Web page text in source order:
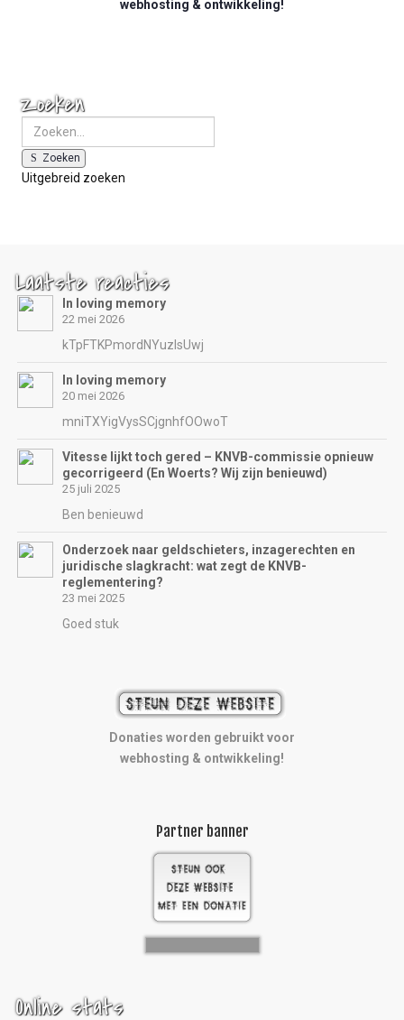
webhosting & ontwikkeling!
Zoeken
Zoeken
Uitgebreid zoeken
Laatste reacties
In loving memory
22 mei 2026
kTpFTKPmordNYuzIsUwj
In loving memory
20 mei 2026
mniTXYigVysSCjgnhfOOwoT
Vitesse lijkt toch gered – KNVB-commissie opnieuw
gecorrigeerd (En Woerts? Wij zijn benieuwd)
25 juli 2025
Ben benieuwd
Onderzoek naar geldschieters, inzagerechten en
juridische slagkracht: wat zegt de KNVB-
reglementering?
23 mei 2025
Goed stuk
Donaties worden gebruikt voor
webhosting & ontwikkeling!
Partner banner
Online stats